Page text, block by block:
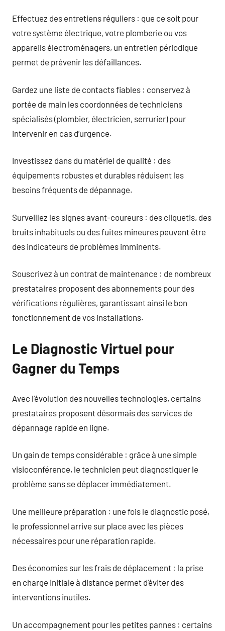
Effectuez des entretiens réguliers : que ce soit pour
votre système électrique, votre plomberie ou vos
appareils électroménagers, un entretien périodique
permet de prévenir les défaillances.
Gardez une liste de contacts fiables : conservez à
portée de main les coordonnées de techniciens
spécialisés (plombier, électricien, serrurier) pour
intervenir en cas d’urgence.
Investissez dans du matériel de qualité : des
équipements robustes et durables réduisent les
besoins fréquents de dépannage.
Surveillez les signes avant-coureurs : des cliquetis, des
bruits inhabituels ou des fuites mineures peuvent être
des indicateurs de problèmes imminents.
Souscrivez à un contrat de maintenance : de nombreux
prestataires proposent des abonnements pour des
vérifications régulières, garantissant ainsi le bon
fonctionnement de vos installations.
Le Diagnostic Virtuel pour
Gagner du Temps
Avec l’évolution des nouvelles technologies, certains
prestataires proposent désormais des services de
dépannage rapide en ligne.
Un gain de temps considérable : grâce à une simple
visioconférence, le technicien peut diagnostiquer le
problème sans se déplacer immédiatement.
Une meilleure préparation : une fois le diagnostic posé,
le professionnel arrive sur place avec les pièces
nécessaires pour une réparation rapide.
Des économies sur les frais de déplacement : la prise
en charge initiale à distance permet d’éviter des
interventions inutiles.
Un accompagnement pour les petites pannes : certains